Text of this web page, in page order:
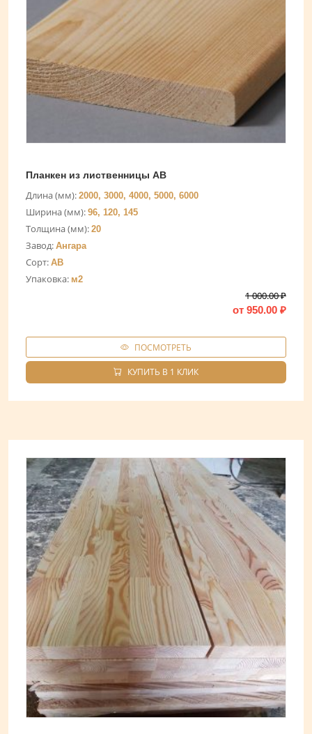
Планкен из лиственницы АВ
Длина (мм): 2000, 3000, 4000, 5000, 6000
Ширина (мм): 96, 120, 145
Толщина (мм): 20
Завод: Ангара
Сорт: AB
Упаковка: м2
1 000.00₽
от 950.00 ₽
ПОСМОТРЕТЬ
КУПИТЬ В 1 КЛИК